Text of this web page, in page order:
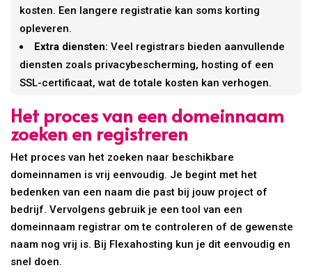
kosten. Een langere registratie kan soms korting
opleveren.
Extra diensten: Veel registrars bieden aanvullende
diensten zoals privacybescherming, hosting of een
SSL-certificaat, wat de totale kosten kan verhogen.
Het proces van een domeinnaam
zoeken en registreren
Het proces van het zoeken naar beschikbare
domeinnamen is vrij eenvoudig. Je begint met het
bedenken van een naam die past bij jouw project of
bedrijf. Vervolgens gebruik je een tool van een
domeinnaam registrar om te controleren of de gewenste
naam nog vrij is. Bij Flexahosting kun je dit eenvoudig en
snel doen.